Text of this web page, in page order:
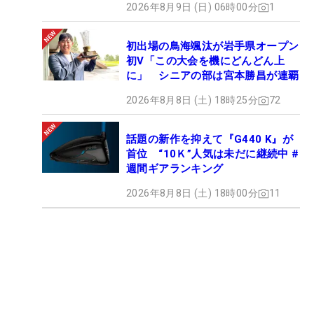
2026年8月9日 (日) 06時00分 1
初出場の鳥海颯汰が岩手県オープン
初V「この大会を機にどんどん上
に」 シニアの部は宮本勝昌が連覇
2026年8月8日 (土) 18時25分 72
話題の新作を抑えて『G440 K』が
首位 “10Ｋ”人気は未だに継続中 #
週間ギアランキング
2026年8月8日 (土) 18時00分 11